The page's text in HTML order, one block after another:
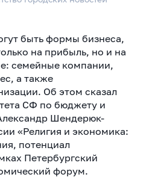
быть формы бизнеса,
на прибыль, но и на
семейные компании,
а также
Об этом сказал
СФ по бюджету и
Шендерюк-
«Религия и экономика:
потенциал
Петербургский
форум.